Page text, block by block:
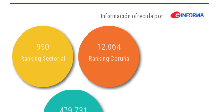
Información ofrecida por
990
Ranking Sectorial
12.064
Ranking Coruña